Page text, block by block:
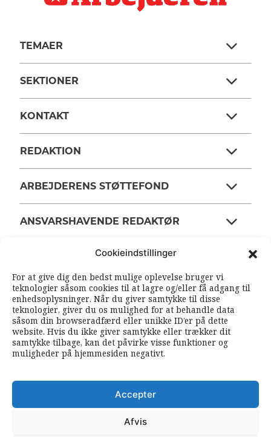
Cookieindstillinger
For at give dig den bedst mulige oplevelse bruger vi
teknologier såsom cookies til at lagre og/eller få adgang til
enhedsoplysninger. Når du giver samtykke til disse
teknologier, giver du os mulighed for at behandle data
såsom din browseradfærd eller unikke ID’er på dette
website. Hvis du ikke giver samtykke eller trækker dit
samtykke tilbage, kan det påvirke visse funktioner og
muligheder på hjemmesiden negativt.
Accepter
Afvis
TEMAER
SEKTIONER
KONTAKT
REDAKTION
ARBEJDERENS STØTTEFOND
ANSVARSHAVENDE REDAKTØR
SOUNDCLOUD RSS FEEDS
FØLG ARBEJDEREN